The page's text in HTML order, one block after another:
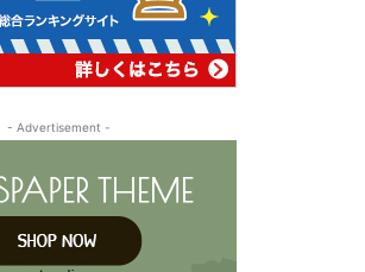
- Advertisement -